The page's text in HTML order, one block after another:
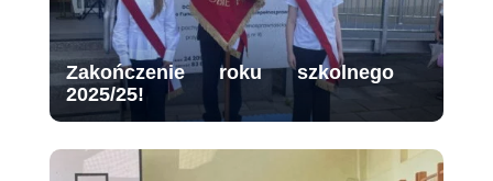
Zakończenie roku szkolnego
2025/25!